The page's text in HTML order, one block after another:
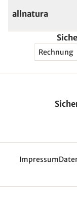
allnatura
Rechnung
Impressum